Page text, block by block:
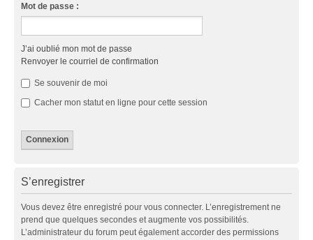
Mot de passe :
J’ai oublié mon mot de passe
Renvoyer le courriel de confirmation
Se souvenir de moi
Cacher mon statut en ligne pour cette session
S’enregistrer
Vous devez être enregistré pour vous connecter. L’enregistrement ne
prend que quelques secondes et augmente vos possibilités.
L’administrateur du forum peut également accorder des permissions